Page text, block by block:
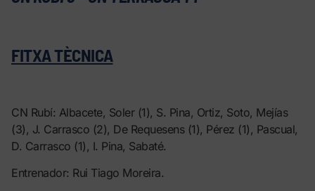
FITXA TÈCNICA
CN Rubí: Albacete, Soler (1), S. Pina, Ortiz, Soto, Mejías
(3), J. Carrasco (2), De Requesens (1), Pérez (1), Pascual,
D. Carrasco (1), I. Pina, Sabaté.
Entrenador: Rui Tiago Moreira.